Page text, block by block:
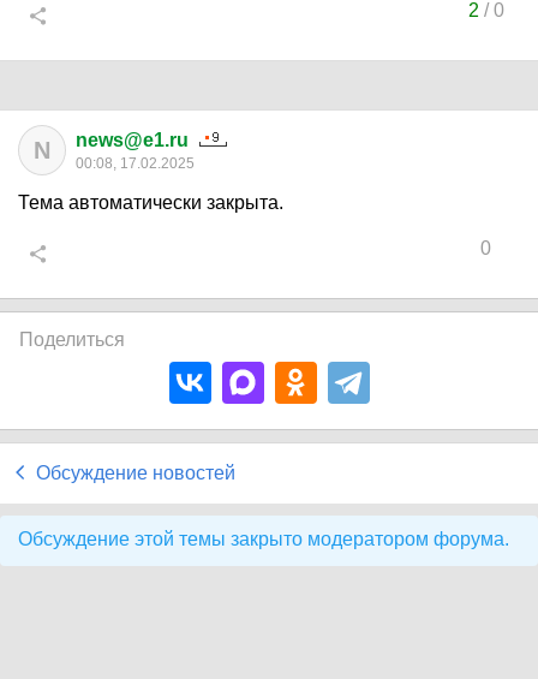
2 /0
N news@e1.ru
00:08, 17.02.2025
Тема автоматически закрыта.
0
Поделиться
Обсуждение новостей
Обсуждение этой темы закрыто модератором форума.